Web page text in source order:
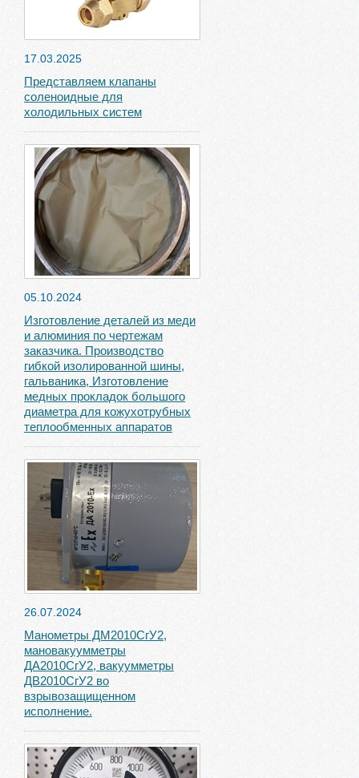
17.03.2025
Представляем клапаны
соленоидные для
холодильных систем
05.10.2024
Изготовление деталей из меди
и алюминия по чертежам
заказчика. Производство
гибкой изолированной шины,
гальваника, Изготовление
медных прокладок большого
диаметра для кожухотрубных
теплообменных аппаратов
26.07.2024
Манометры ДМ2010СгУ2,
мановакуумметры
ДА2010СгУ2, вакуумметры
ДВ2010СгУ2 во
взрывозащищенном
исполнение.